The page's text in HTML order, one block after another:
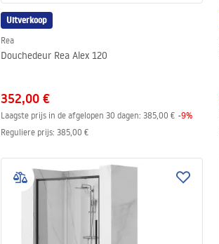
Uitverkoop
Rea
Douchedeur Rea Alex 120
352,00 €
Laagste prijs in de afgelopen 30 dagen: 385,00 € -9%
Reguliere prijs: 385,00 €